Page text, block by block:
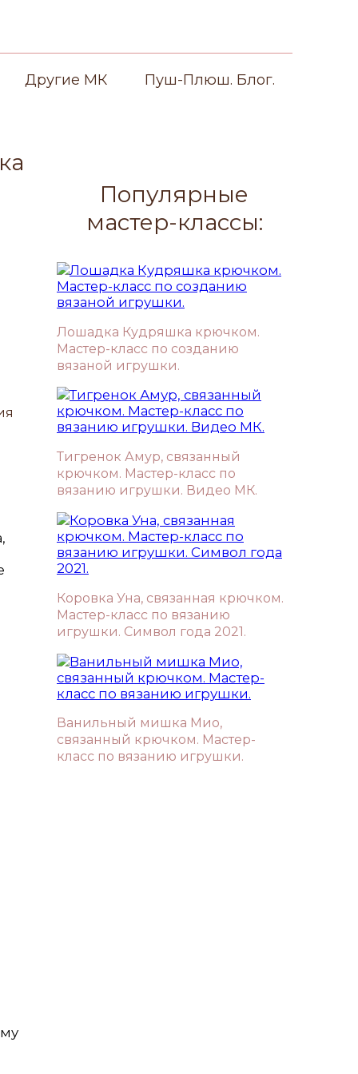
Другие МК Пуш-Плюш. Блог.
Популярные
мастер-классы:
Лошадка Кудряшка крючком.
Мастер-класс по созданию
вязаной игрушки.
Тигренок Амур, связанный
крючком. Мастер-класс по
вязанию игрушки. Видео МК.
Коровка Уна, связанная крючком.
Мастер-класс по вязанию
игрушки. Символ года 2021.
Ванильный мишка Мио,
связанный крючком. Мастер-
класс по вязанию игрушки.